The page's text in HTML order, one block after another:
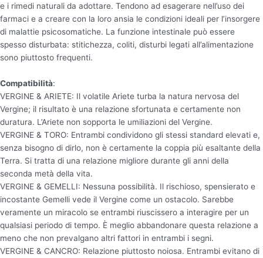
e i rimedi naturali da adottare. Tendono ad esagerare nell’uso dei
farmaci e a creare con la loro ansia le condizioni ideali per l’insorgere
di malattie psicosomatiche. La funzione intestinale può essere
spesso disturbata: stitichezza, coliti, disturbi legati all’alimentazione
sono piuttosto frequenti.
Compatibilità:
VERGINE & ARIETE: Il volatile Ariete turba la natura nervosa del
Vergine; il risultato è una relazione sfortunata e certamente non
duratura. L’Ariete non sopporta le umiliazioni del Vergine.
VERGINE & TORO: Entrambi condividono gli stessi standard elevati e,
senza bisogno di dirlo, non è certamente la coppia più esaltante della
Terra. Si tratta di una relazione migliore durante gli anni della
seconda metà della vita.
VERGINE & GEMELLI: Nessuna possibilità. Il rischioso, spensierato e
incostante Gemelli vede il Vergine come un ostacolo. Sarebbe
veramente un miracolo se entrambi riuscissero a interagire per un
qualsiasi periodo di tempo. È meglio abbandonare questa relazione a
meno che non prevalgano altri fattori in entrambi i segni.
VERGINE & CANCRO: Relazione piuttosto noiosa. Entrambi evitano di